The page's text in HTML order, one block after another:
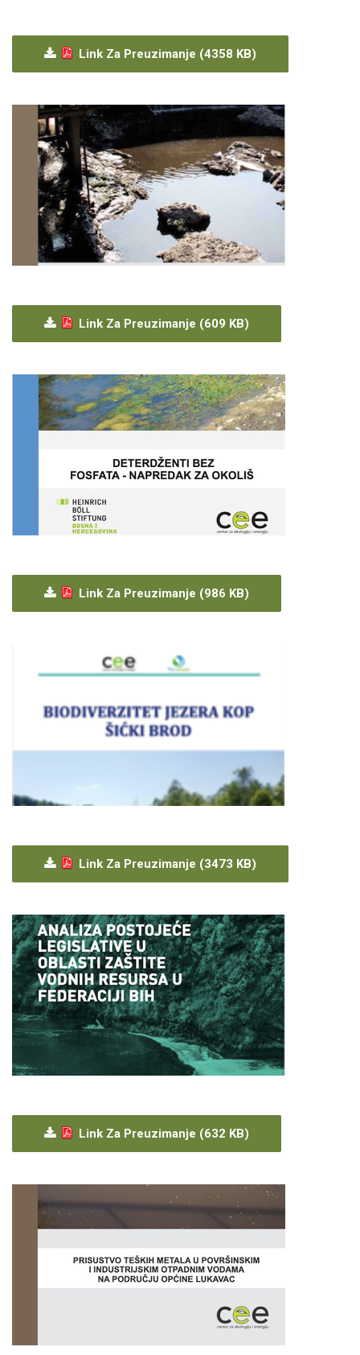
Link Za Preuzimanje (4358 KB)
Link Za Preuzimanje (609 KB)
Link Za Preuzimanje (986 KB)
Link Za Preuzimanje (3473 KB)
Link Za Preuzimanje (632 KB)